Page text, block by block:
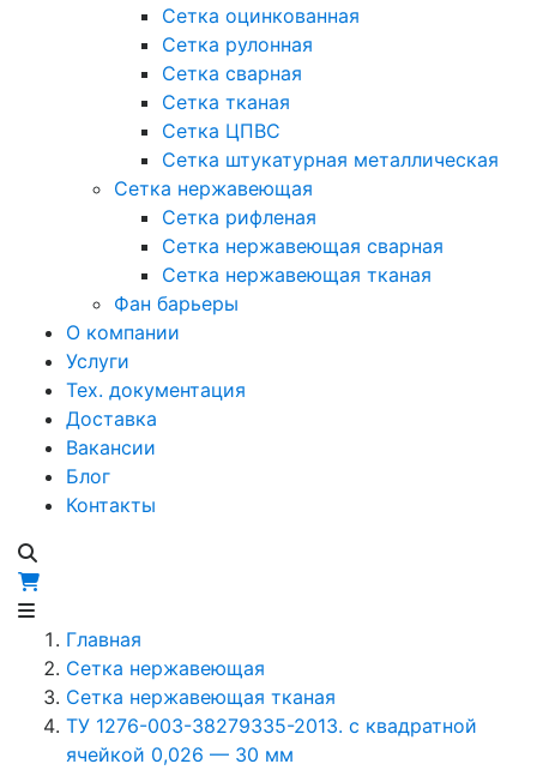
Сетка оцинкованная
Сетка рулонная
Сетка сварная
Сетка тканая
Сетка ЦПВС
Сетка штукатурная металлическая
Сетка нержавеющая
Сетка рифленая
Сетка нержавеющая сварная
Сетка нержавеющая тканая
Фан барьеры
О компании
Услуги
Тех. документация
Доставка
Вакансии
Блог
Контакты
Главная
Сетка нержавеющая
Сетка нержавеющая тканая
ТУ 1276-003-38279335-2013. с квадратной
ячейкой 0,026 — 30 мм